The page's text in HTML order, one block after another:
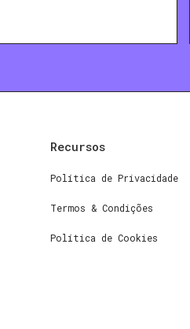
Recursos
Política de Privacidade
Termos & Condições
Política de Cookies